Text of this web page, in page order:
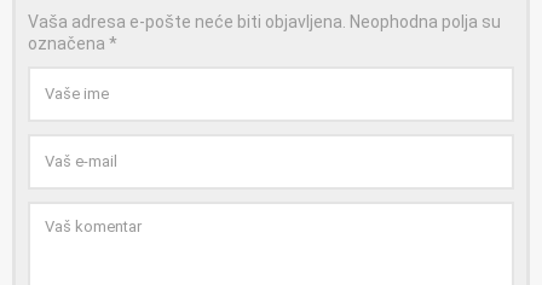
Vaša adresa e-pošte neće biti objavljena. Neophodna polja su
označena *